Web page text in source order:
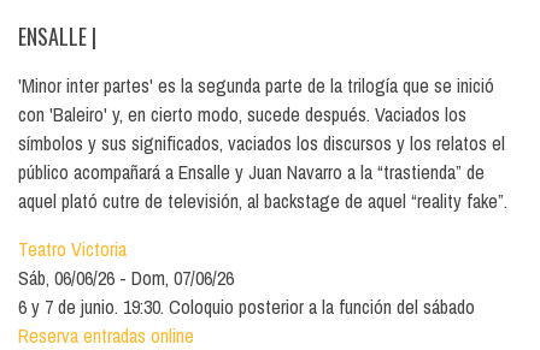
ENSALLE|
'Minor inter partes' es la segunda parte de la trilogía que se inició
con 'Baleiro' y, en cierto modo, sucede después. Vaciados los
símbolos y sus significados, vaciados los discursos y los relatos el
público acompañará a Ensalle y Juan Navarro a la “trastienda” de
aquel plató cutre de televisión, al backstage de aquel “reality fake”.
Teatro Victoria
Sáb, 06/06/26
Dom, 07/06/26
6 y 7 de junio. 19:30. Coloquio posterior a la función del sábado
Reserva entradas online